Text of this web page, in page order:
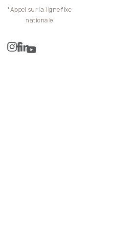
*Appel sur la ligne fixe
nationale